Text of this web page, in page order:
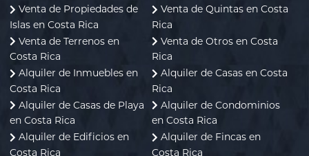
Venta de Propiedades de
Islas en Costa Rica
Venta de Quintas en Costa
Rica
Venta de Terrenos en
Costa Rica
Venta de Otros en Costa
Rica
Alquiler de Inmuebles en
Costa Rica
Alquiler de Casas en Costa
Rica
Alquiler de Casas de Playa
en Costa Rica
Alquiler de Condominios
en Costa Rica
Alquiler de Edificios en
Costa Rica
Alquiler de Fincas en
Costa Rica